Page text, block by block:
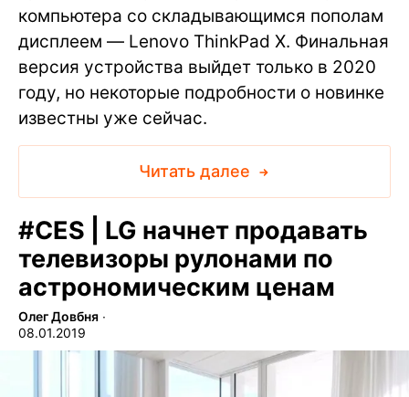
компьютера со складывающимся пополам
дисплеем — Lenovo ThinkPad X. Финальная
версия устройства выйдет только в 2020
году, но некоторые подробности о новинке
известны уже сейчас.
Читать далее
#CES | LG начнет продавать
телевизоры рулонами по
астрономическим ценам
Олег Довбня ∙
08.01.2019